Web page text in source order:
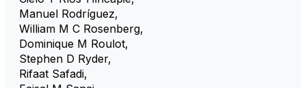
Manuel Rodríguez,
William M C Rosenberg,
Dominique M Roulot,
Stephen D Ryder,
Rifaat Safadi,